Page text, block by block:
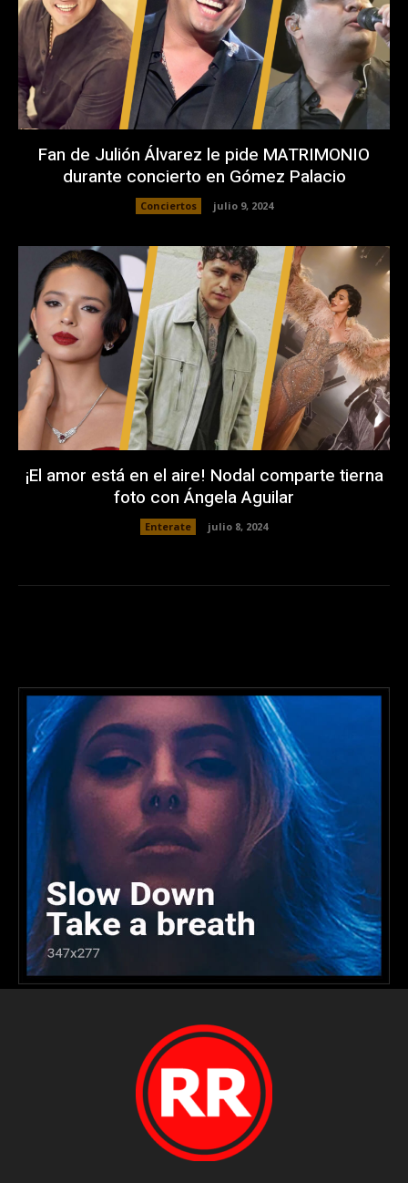
Fan de Julión Álvarez le pide MATRIMONIO
durante concierto en Gómez Palacio
Conciertos julio 9, 2024
¡El amor está en el aire! Nodal comparte tierna
foto con Ángela Aguilar
Enterate julio 8, 2024